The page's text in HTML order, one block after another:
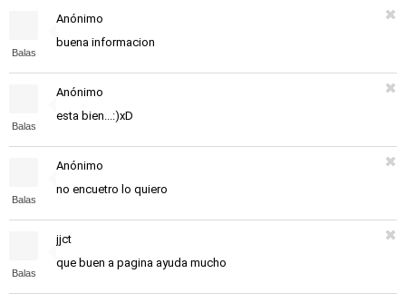
Balas
Anónimo
buena informacion
Balas
Anónimo
esta bien...:)xD
Balas
Anónimo
no encuetro lo quiero
Balas
jjct
que buen a pagina ayuda mucho